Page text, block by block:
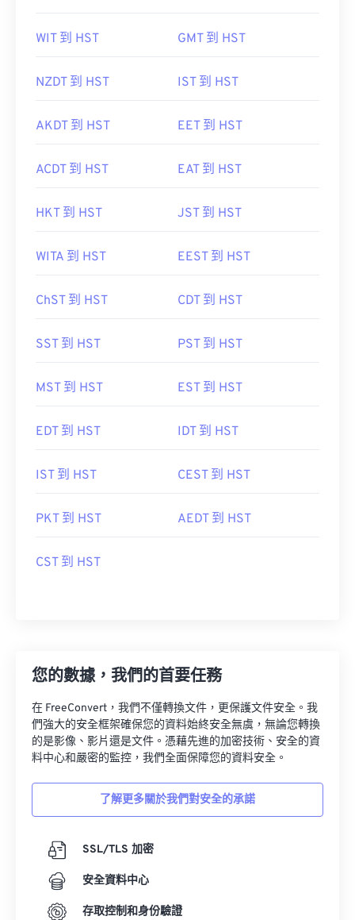
WIT 到 HST GMT 到 HST
NZDT 到 HST IST 到 HST
AKDT 到 HST EET 到 HST
ACDT 到 HST EAT 到 HST
HKT 到 HST JST 到 HST
WITA 到 HST EEST 到 HST
ChST 到 HST CDT 到 HST
SST 到 HST PST 到 HST
MST 到 HST EST 到 HST
EDT 到 HST IDT 到 HST
IST 到 HST CEST 到 HST
PKT 到 HST AEDT 到 HST
CST 到 HST
您的數據，我們的首要任務
在 FreeConvert，我們不僅轉換文件，更保護文件安全。我
們強大的安全框架確保您的資料始終安全無虞，無論您轉換
的是影像、影片還是文件。憑藉先進的加密技術、安全的資
料中心和嚴密的監控，我們全面保障您的資料安全。
了解更多關於我們對安全的承諾
SSL/TLS 加密
安全資料中心
存取控制和身份驗證